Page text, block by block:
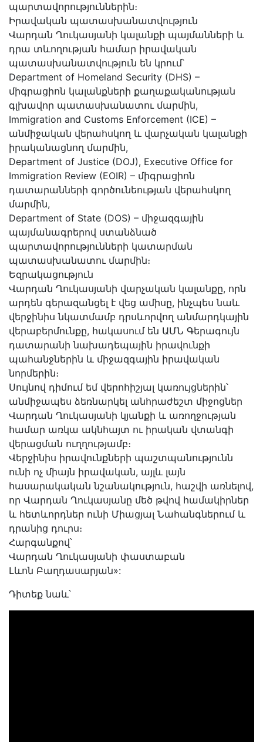
պարտավորություններին։
Իրավական պատասխանատվություն
Վարդան Ղուկասյանի կալանքի պայմանների և
դրա տևողության համար իրավական
պատասխանատվություն են կրում՝
Department of Homeland Security (DHS) –
միգրացիոն կալանքների քաղաքականության
գլխավոր պատասխանատու մարմին,
Immigration and Customs Enforcement (ICE) –
անմիջական վերահսկող և վարչական կալանքի
իրականացնող մարմին,
Department of Justice (DOJ), Executive Office for
Immigration Review (EOIR) – միգրացիոն
դատարանների գործունեության վերահսկող
մարմին,
Department of State (DOS) – միջազգային
պայմանագրերով ստանձնած
պարտավորությունների կատարման
պատասխանատու մարմին։
Եզրակացություն
Վարդան Ղուկասյանի վարչական կալանքը, որն
արդեն գերազանցել է վեց ամիսը, ինչպես նաև
վերջինիս նկատմամբ դրսևորվող անմարդկային
վերաբերմունքը, հակասում են ԱՄՆ Գերագույն
դատարանի նախադեպային իրավունքի
պահանջներին և միջազգային իրավական
նորմերին։
Սույնով դիմում եմ վերոհիշյալ կառույցներին՝
անմիջապես ձեռնարկել անհրաժեշտ միջոցներ
Վարդան Ղուկասյանի կյանքի և առողջության
համար առկա ակնհայտ ու իրական վտանգի
վերացման ուղղությամբ։
Վերջինիս իրավունքների պաշտպանությունն
ունի ոչ միայն իրավական, այլև լայն
հասարակական նշանակություն, հաշվի առնելով,
որ Վարդան Ղուկասյանը մեծ թվով համակիրներ
և հետևորդներ ունի Միացյալ Նահանգներում և
դրանից դուրս։
Հարգանքով՝
Վարդան Ղուկասյանի փաստաբան
Լևոն Բաղդասարյան»:
Դիտեք նաև՝